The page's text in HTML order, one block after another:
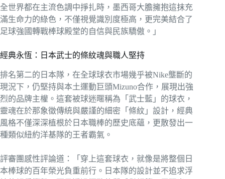
全世界都在主流色調中掙扎時，墨西哥大膽擁抱這抹充
滿生命力的綠色，不僅視覺識別度極高，更完美結合了
足球強國轉戰棒球殿堂的自信與民族驕傲。」
經典永恆：日本武士的條紋魂與職人堅持
排名第二的日本隊，在全球球衣市場幾乎被Nike壟斷的
現況下，仍堅持與本土運動巨頭Mizuno合作，展現出強
烈的品牌主權。這套被球迷暱稱為「武士藍」的球衣，
靈魂在於那象徵傳統與嚴謹的細密「條紋」設計，經典
風格不僅深深植根於日本職棒的歷史底蘊，更散發出一
種類似紐約洋基隊的王者霸氣。
評審團感性評論道：「穿上這套球衣，就像是將整個日
本棒球的百年榮光負重前行。日本隊的設計並不追求浮